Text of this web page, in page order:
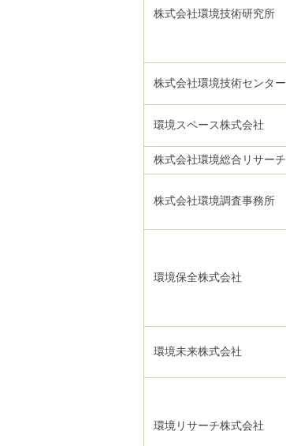
株式会社環境技術研究所
株式会社環境技術センター
環境スペース株式会社
株式会社環境総合リサーチ
株式会社環境調査事務所
環境保全株式会社
環境未来株式会社
環境リサーチ株式会社